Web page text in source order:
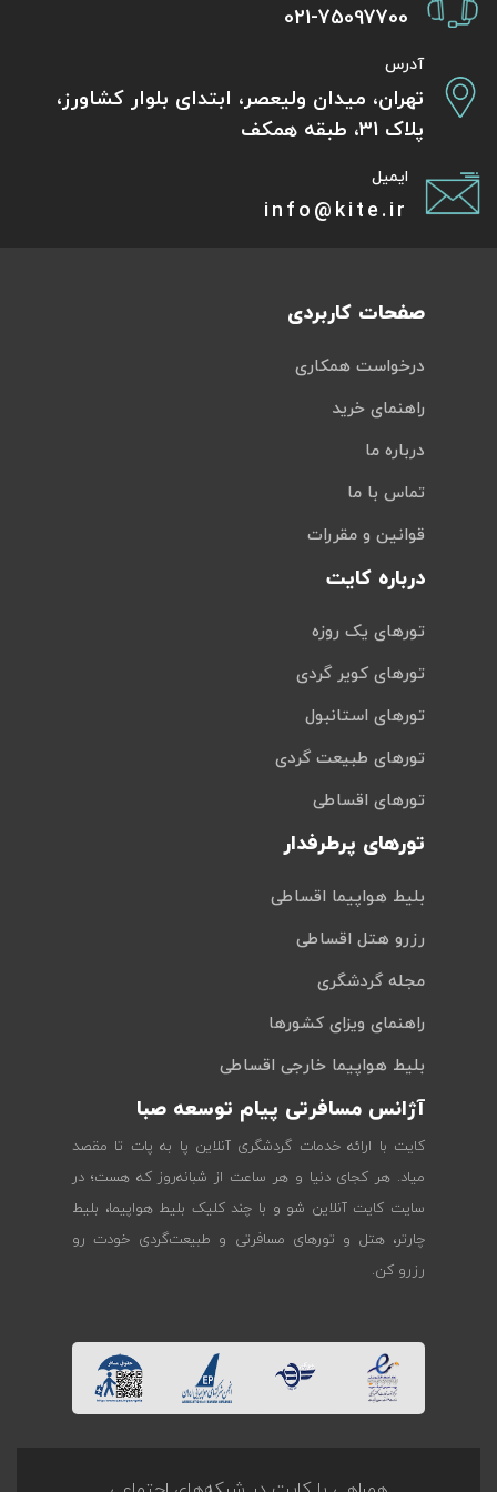
021-75097700
آدرس
تهران، میدان ولیعصر، ابتدای بلوار کشاورز،
پلاک 31، طبقه همکف
ایمیل
info@kite.ir
صفحات کاربردی
درخواست همکاری
راهنمای خرید
درباره ما
تماس با ما
قوانین و مقررات
درباره کایت
تورهای یک روزه
تورهای کویر گردی
تورهای استانبول
تورهای طبیعت گردی
تورهای اقساطی
تورهای پرطرفدار
بلیط هواپیما اقساطی
رزرو هتل اقساطی
مجله گردشگری
راهنمای ویزای کشورها
بلیط هواپیما خارجی اقساطی
آژانس مسافرتی پیام توسعه صبا
کایت با ارائه خدمات گردشگری آنلاین پا به پات تا مقصد
میاد. هر کجای دنیا و هر ساعت از شبانه‌روز که هست؛ در
سایت کایت آنلاین شو و با چند کلیک بلیط هواپیما، بلیط
چارتر، هتل و تورهای مسافرتی و طبیعت‌گردی خودت رو
رزرو کن.